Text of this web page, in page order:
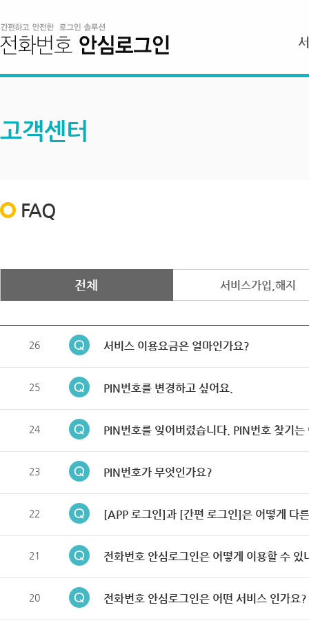
고객센터
FAQ
전체 서비스가입,해지
26 서비스 이용요금은 얼마인가요?
25 PIN번호를 변경하고 싶어요.
24 PIN번호를 잊어버렸습니다. PIN번호 찾기는
23 PIN번호가 무엇인가요?
22 [APP 로그인]과 [간편 로그인]은 어떻게 다
21 전화번호 안심로그인은 어떻게 이용할 수 있
20 전화번호 안심로그인은 어떤 서비스 인가요?